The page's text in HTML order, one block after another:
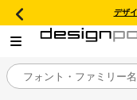
デザ